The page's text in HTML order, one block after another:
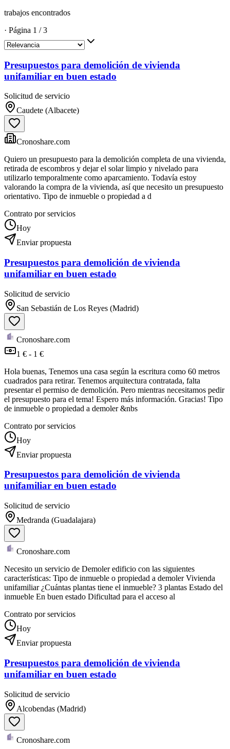
trabajos encontrados
· Página 1 /3
Presupuestos para demolición de vivienda
unifamiliar en buen estado
Solicitud de servicio
Caudete (Albacete)
Cronoshare.com
Quiero un presupuesto para la demolición completa de una vivienda,
retirada de escombros y dejar el solar limpio y nivelado para
utilizarlo temporalmente como aparcamiento. Todavía estoy
valorando la compra de la vivienda, así que necesito un presupuesto
orientativo. Tipo de inmueble o propiedad a d
Contrato por servicios
Hoy
Enviar propuesta
Presupuestos para demolición de vivienda
unifamiliar en buen estado
Solicitud de servicio
San Sebastián de Los Reyes (Madrid)
Cronoshare.com
1 € - 1 €
Hola buenas, Tenemos una casa según la escritura como 60 metros
cuadrados para retirar. Tenemos arquitectura contratada, falta
presentar el permiso de demolición. Pero mientras necesitamos pedir
el presupuesto para el tema! Espero más información. Gracias! Tipo
de inmueble o propiedad a demoler &nbs
Contrato por servicios
Hoy
Enviar propuesta
Presupuestos para demolición de vivienda
unifamiliar en buen estado
Solicitud de servicio
Medranda (Guadalajara)
Cronoshare.com
Necesito un servicio de Demoler edificio con las siguientes
características: Tipo de inmueble o propiedad a demoler Vivienda
unifamiliar ¿Cuántas plantas tiene el inmueble? 3 plantas Estado del
inmueble En buen estado Dificultad para el acceso al
Contrato por servicios
Hoy
Enviar propuesta
Presupuestos para demolición de vivienda
unifamiliar en buen estado
Solicitud de servicio
Alcobendas (Madrid)
Cronoshare.com